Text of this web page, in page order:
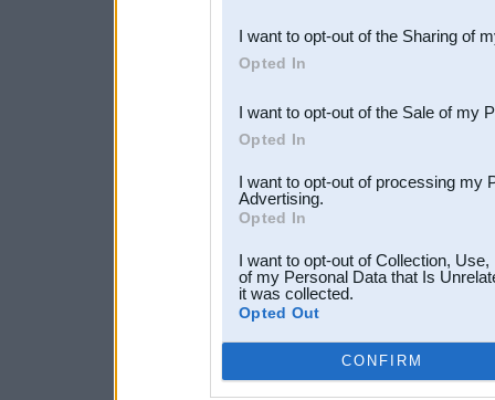
Downstream Participants
third parties.
I want to opt-out of the Sharing of
Opted In
I want to opt-out of the Sale of my
Opted In
I want to opt-out of processing my
Advertising.
Opted In
I want to opt-out of Collection,
of my Personal Data that Is
it was collected.
Opted Out
CONFIRM